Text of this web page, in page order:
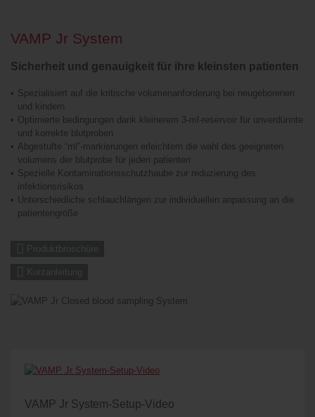
VAMP Jr System
Sicherheit und genauigkeit für ihre kleinsten patienten
Spezialisiert auf die kritische volumenanforderung bei neugeborenen
und kindern
Optimierte bedingungen dank kleinerem 3-ml-reservoir für unverdünnte
und korrekte blutproben
Abgestufte “ml”-markierungen erleichtern die wahl des geeigneten
volumens der blutprobe für jeden patienten
Spezielle Kontaminationsschutzhaube zur reduzierung des
infektionsrisikos
Unterschiedliche schlauchlängen zur individuellen anpassung an die
patientengröße
Produktbroschüre
Kurzanleitung
VAMP Jr System-Setup-Video